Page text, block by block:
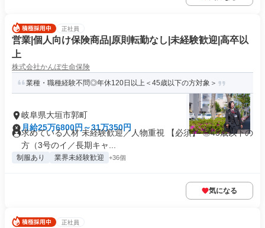
正社員
営業|個人向け保険商品|原則転勤なし|未経験歓迎|高卒以
上
株式会社かんぽ生命保険
業種・職種経験不問◎年休120日以上＜45歳以下の方対象＞
岐阜県大垣市郭町
月給25万6800円～31万350円
求めている人材 未経験歓迎／人物重視 【必須】 ◎45歳以下の
方（3号のイ／長期キャ...
制服あり 業界未経験歓迎 +36個
気になる
正社員